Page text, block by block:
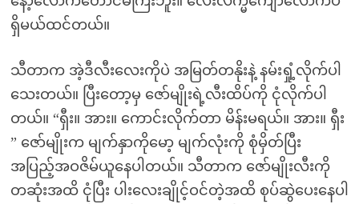
ရှိမယ်ထင်တယ်။
သီတာက အဲ့ဒီလီးလေးကိုပဲ အမြတ်တနိုးနဲ့ နမ်းရှုံ့လိုက်ပါ
သေးတယ်။ ပြီးတော့မှ ဇော်မျိုးရဲ့လီးထိပ်ကို ငုံလိုက်ပါ
တယ်။ “ရှီး။ အား။ ကောင်းလိုက်တာ မိန်းမရယ်။ အား။ ရှီး
” ဇော်မျိုးက မျက်နှာကိုမော့ မျက်လုံးကို စုံမှိတ်ပြီး
အပြည့်အဝဇိမ်ယူနေပါတယ်။ သီတာက ဇော်မျိုးလီးကို
တဆုံးအထိ ငုံပြီး ပါးလေးချိုင့်ဝင်တဲ့အထိ စုပ်ဆွဲပေးနေပါ